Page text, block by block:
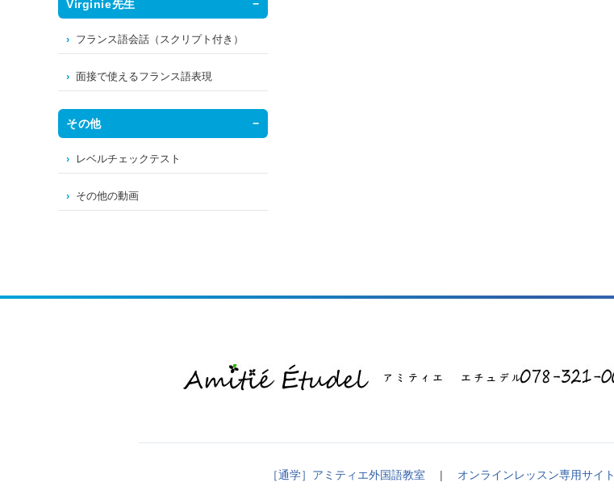
Virginie先生
フランス語会話（スクリプト付き）
面接で使えるフランス語表現
その他
レベルチェックテスト
その他の動画
［通学］アミティエ外国語教室 | オンラインレッスン専用サイト